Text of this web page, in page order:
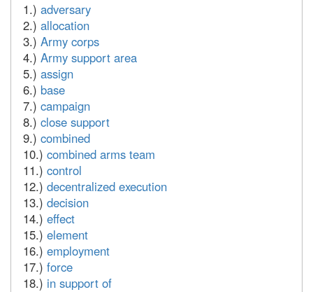
1.) adversary
2.) allocation
3.) Army corps
4.) Army support area
5.) assign
6.) base
7.) campaign
8.) close support
9.) combined
10.) combined arms team
11.) control
12.) decentralized execution
13.) decision
14.) effect
15.) element
16.) employment
17.) force
18.) in support of